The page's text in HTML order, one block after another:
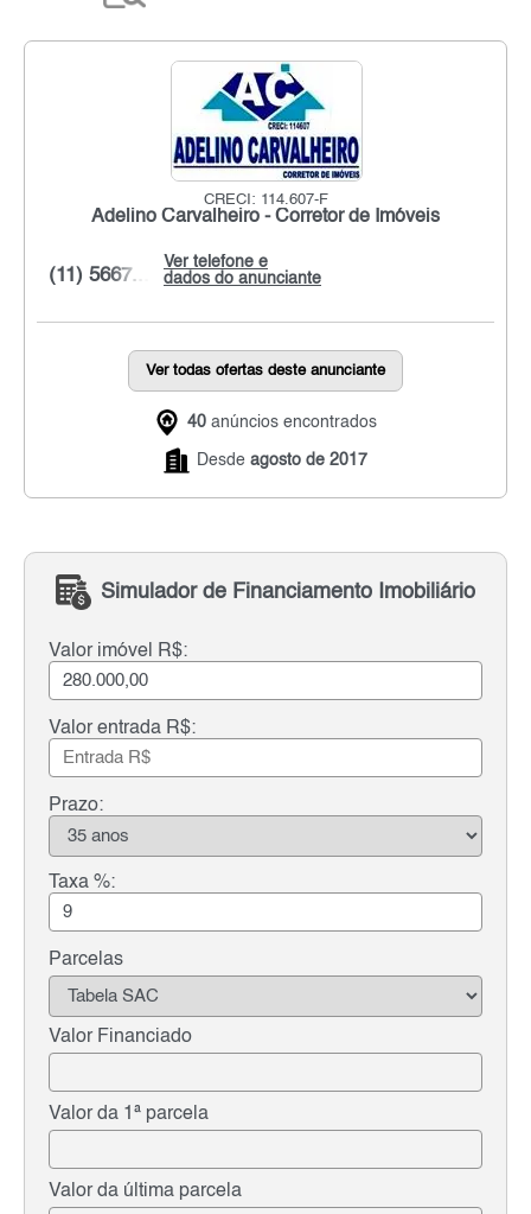
CRECI: 114.607-F
Adelino Carvalheiro - Corretor de Imóveis
Ver telefone e
dados do anunciante
(11) 5667...
Ver todas ofertas deste anunciante
40 anúncios encontrados
Desde agosto de 2017
Simulador de Financiamento Imobiliário
Valor imóvel R$:
Valor entrada R$:
Prazo:
Taxa %:
Parcelas
Valor Financiado
Valor da 1ª parcela
Valor da última parcela